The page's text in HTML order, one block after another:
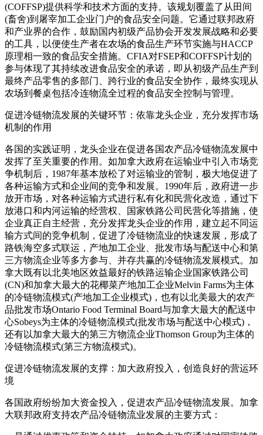
(COFFSP)提供科学和技术方面的支持。该规划覆盖了从田间
(畜舍)到屠宰加工企业门户的食品安全问题。它通过联邦政府
和产业界的合作，鼓励国内初级产品协会开发发展战略和必要
的工具，以便使生产者在农场的食品生产环节实施与HACCP
原理相一致的食品安全措施。CFIA对FSEP和COFFSP计划的
参与体现了其持续改进食品安全的承诺，即从初级产品生产到
最终产品零售的多部门、跨行业的食品安全协作，最终实现从
农场到餐桌包括冷连物流全过程的食品安全控制与管理。
促进冷链物流发展的关键环节：依靠龙头企业，充分发挥市场
机制的作用
各国的实践证明，龙头企业在促进各国农产品冷链物流发展中
发挥了至关重要的作用。如加拿大政府在运输业中引入市场竞
争机制后，1987年基本放松了对运输业的管制，极大地促进了
各种运输方式和企业间的竞争和发展。1990年后，政府进一步
放开市场，对各种运输方式进行私有化和民营化改造，通过下
放港口和内河运输的经营权、国家铁路公司民营化等措施，使
企业真正自主经营，充分发挥龙头企业的作用，建立起不同运
输方式间的竞争机制，促进了冷链物流业的快速发展，形成了
路铁海空多式联运，产地加工企业、批发市场与配送中心和第
三方物流企业等多方参与、并存共赢的冷链物流发展模式。加
拿大既有以北美地区效益最好的铁路运输企业国家铁路公司
(CN)和加拿大最大的花椰菜产地加工企业Melvin Farms为主体
的冷链物流模式(产地加工企业模式)，也有以北美最大的农产
品批发市场Ontario Food Terminal Board与加拿大最大的配送中
心Sobeys为主体的冷链物流模式(批发市场与配送中心模式)，
还有以加拿大最大的第三方物流企业Thomson Group为主体的
冷链物流模式(第三方物流模式)。
促进冷链物流发展的支撑：加大政府投入，创造良好的营运环
境
各国政府纷纷加大资金投入，促进农产品冷链物流发展。加拿
大联邦政府支持农产品冷链物流业发展的主要方式：